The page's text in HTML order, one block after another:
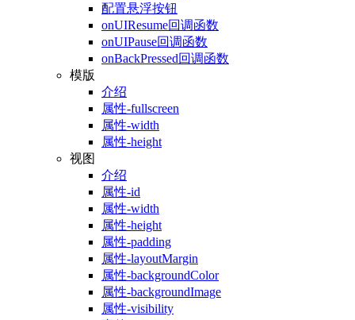
配置悬浮按钮
onUIResume回调函数
onUIPause回调函数
onBackPressed回调函数
模版
介绍
属性-fullscreen
属性-width
属性-height
视图
介绍
属性-id
属性-width
属性-height
属性-padding
属性-layoutMargin
属性-backgroundColor
属性-backgroundImage
属性-visibility